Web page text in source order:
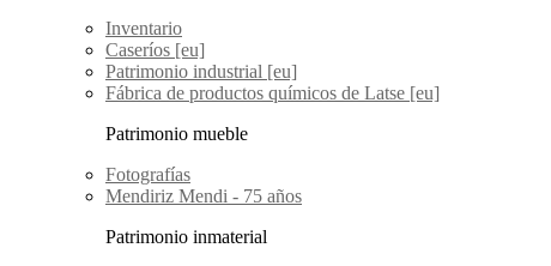
Inventario
Caseríos [eu]
Patrimonio industrial [eu]
Fábrica de productos químicos de Latse [eu]
Patrimonio mueble
Fotografías
Mendiriz Mendi - 75 años
Patrimonio inmaterial